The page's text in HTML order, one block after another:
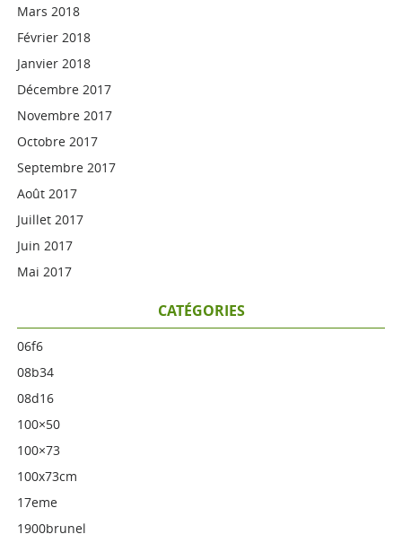
Mars 2018
Février 2018
Janvier 2018
Décembre 2017
Novembre 2017
Octobre 2017
Septembre 2017
Août 2017
Juillet 2017
Juin 2017
Mai 2017
CATÉGORIES
06f6
08b34
08d16
100×50
100×73
100x73cm
17eme
1900brunel